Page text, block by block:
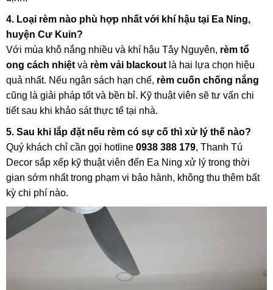
4. Loại rèm nào phù hợp nhất với khí hậu tại Ea Ning,
huyện Cư Kuin?
Với mùa khô nắng nhiều và khí hậu Tây Nguyên, rèm tổ
ong cách nhiệtvà rèm vải blackoutlà hai lựa chọn hiệu
quả nhất. Nếu ngân sách hạn chế, rèm cuốn chống nắng
cũng là giải pháp tốt và bền bỉ. Kỹ thuật viên sẽ tư vấn chi
tiết sau khi khảo sát thực tế tại nhà.
5. Sau khi lắp đặt nếu rèm có sự cố thì xử lý thế nào?
Quý khách chỉ cần gọi hotline 0938 388 179, Thanh Tú
Decor sắp xếp kỹ thuật viên đến Ea Ning xử lý trong thời
gian sớm nhất trong phạm vi bảo hành, không thu thêm bất
kỳ chi phí nào.